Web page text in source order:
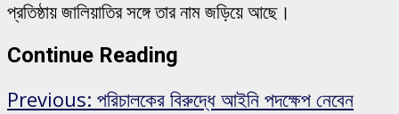
প্রতিষ্ঠায় জালিয়াতির সঙ্গে তার নাম জড়িয়ে আছে।
Continue Reading
Previous: পরিচালকের বিরুদ্ধে আইনি পদক্ষেপ নেবেন